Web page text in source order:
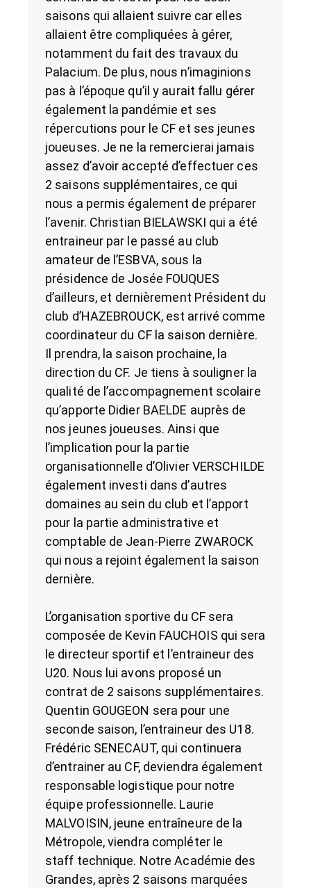
saisons qui allaient suivre car elles
allaient être compliquées à gérer,
notamment du fait des travaux du
Palacium. De plus, nous n’imaginions
pas à l’époque qu’il y aurait fallu gérer
également la pandémie et ses
répercutions pour le CF et ses jeunes
joueuses. Je ne la remercierai jamais
assez d’avoir accepté d’effectuer ces
2 saisons supplémentaires, ce qui
nous a permis également de préparer
l’avenir. Christian BIELAWSKI qui a été
entraineur par le passé au club
amateur de l’ESBVA, sous la
présidence de Josée FOUQUES
d’ailleurs, et dernièrement Président du
club d’HAZEBROUCK, est arrivé comme
coordinateur du CF la saison dernière.
Il prendra, la saison prochaine, la
direction du CF. Je tiens à souligner la
qualité de l’accompagnement scolaire
qu’apporte Didier BAELDE auprès de
nos jeunes joueuses. Ainsi que
l’implication pour la partie
organisationnelle d’Olivier VERSCHILDE
également investi dans d’autres
domaines au sein du club et l’apport
pour la partie administrative et
comptable de Jean-Pierre ZWAROCK
qui nous a rejoint également la saison
dernière.
L’organisation sportive du CF sera
composée de Kevin FAUCHOIS qui sera
le directeur sportif et l’entraineur des
U20. Nous lui avons proposé un
contrat de 2 saisons supplémentaires.
Quentin GOUGEON sera pour une
seconde saison, l’entraineur des U18.
Frédéric SENECAUT, qui continuera
d’entrainer au CF, deviendra également
responsable logistique pour notre
équipe professionnelle. Laurie
MALVOISIN, jeune entraîneure de la
Métropole, viendra compléter le
staff technique. Notre Académie des
Grandes, après 2 saisons marquées